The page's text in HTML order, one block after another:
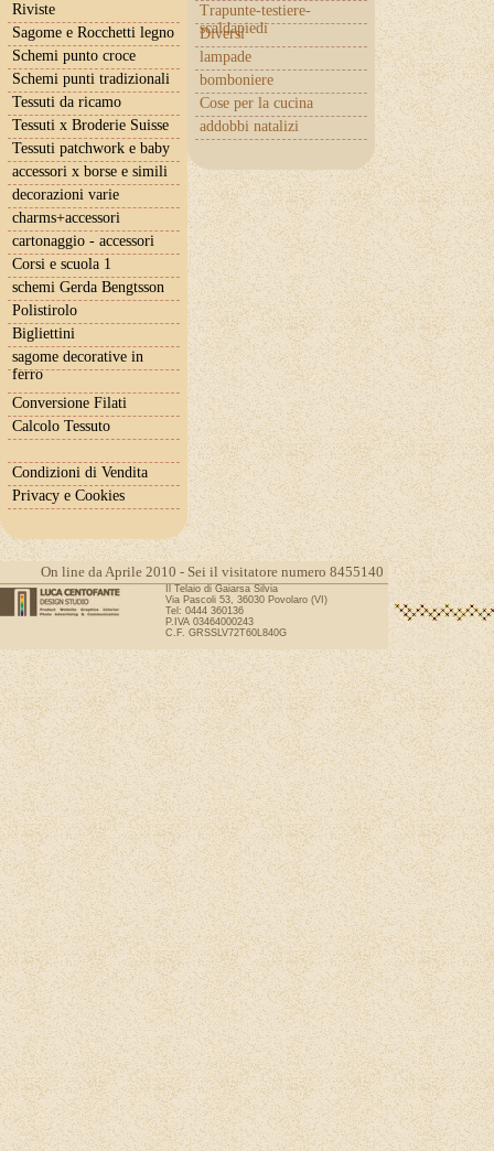
Trapunte-testiere-
scaldapiedi
Diversi
lampade
bomboniere
Cose per la cucina
addobbi natalizi
Riviste
Sagome e Rocchetti legno
Schemi punto croce
Schemi punti tradizionali
Tessuti da ricamo
Tessuti x Broderie Suisse
Tessuti patchwork e baby
accessori x borse e simili
decorazioni varie
charms+accessori
cartonaggio - accessori
Corsi e scuola 1
schemi Gerda Bengtsson
Polistirolo
Bigliettini
sagome decorative in
ferro
Conversione Filati
Calcolo Tessuto
Condizioni di Vendita
Privacy e Cookies
On line da Aprile 2010 - Sei il visitatore numero 8455140
Il Telaio di Gaiarsa Silvia
Via Pascoli 53, 36030 Povolaro (VI)
Tel: 0444 360136
P.IVA 03464000243
C.F. GRSSLV72T60L840G